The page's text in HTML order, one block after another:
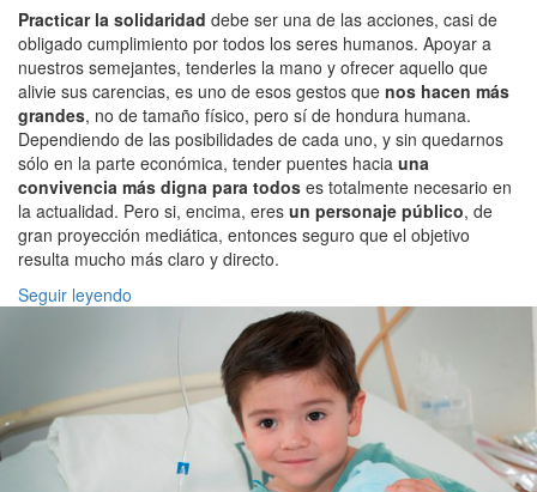
Practicar la solidaridad debe ser una de las acciones, casi de
obligado cumplimiento por todos los seres humanos. Apoyar a
nuestros semejantes, tenderles la mano y ofrecer aquello que
alivie sus carencias, es uno de esos gestos que nos hacen más
grandes, no de tamaño físico, pero sí de hondura humana.
Dependiendo de las posibilidades de cada uno, y sin quedarnos
sólo en la parte económica, tender puentes hacia una
convivencia más digna para todos es totalmente necesario en
la actualidad. Pero si, encima, eres un personaje público, de
gran proyección mediática, entonces seguro que el objetivo
resulta mucho más claro y directo.
Seguir leyendo